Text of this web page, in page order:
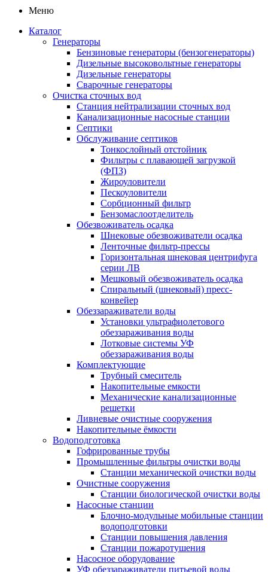
Меню
Каталог
Генераторы
Бензиновые генераторы (бензогенераторы)
Дизельные высоковольтные генераторы
Дизельные генераторы
Сварочные генераторы
Очистка сточных вод
Станция нейтрализации сточных вод
Канализационные насосные станции
Септики
Обслуживание септиков
Тонкослойный отстойник
Фильтры с плавающей загрузкой
(ФПЗ)
Жироуловители
Пескоуловители
Сорбционный фильтр
Бензомаслоотделитель
Обезвоживатель осадка
Шнековые обезвоживатели осадка
Ленточные фильтр-прессы
Горизонтальная шнековая центрифуга
серии ЛВ
Мешковый обезвоживатель осадка
Спиральный (шнековый) пресс-
конвейер
Обеззараживатели воды
Установки ультрафиолетового
обеззараживания воды
Лотковые системы УФ
обеззараживания воды
Комплектующие
Трубный смеситель
Накопительные емкости
Механические канализационные
решетки
Ливневые очистные сооружения
Накопительные ёмкости
Водоподготовка
Гофрированные трубы
Промышленные фильтры очистки воды
Станции механической очистки воды
Очистные сооружения
Станции биологической очистки воды
Насосные станции
Блочно-модульные мобильные станции
водоподготовки
Станции повышения давления
Станции пожаротушения
Насосное оборудование
УФ обеззараживатели питьевой воды